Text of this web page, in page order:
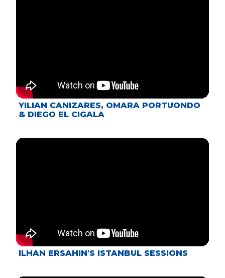
YILIAN CANIZARES, OMARA PORTUONDO
& DIEGO EL CIGALA
ILHAN ERSAHIN'S ISTANBUL SESSIONS